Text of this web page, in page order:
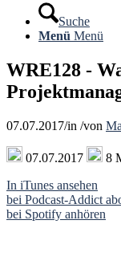
Suche
Menü Menü
WRE128 -
07.07.2017/in /von
07.07.2017
8
In iTunes ansehen
bei Podcast-Addict
bei Spotify anhören